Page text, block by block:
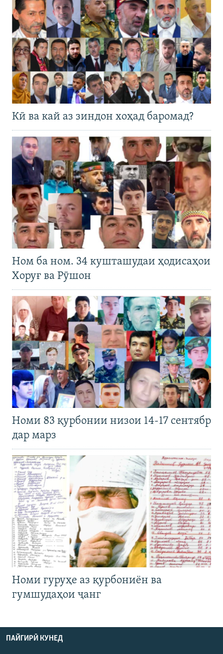
Кӣ ва кай аз зиндон хоҳад баромад?
Ном ба ном. 34 кушташудаи ҳодисаҳои
Хоруғ ва Рӯшон
Номи 83 қурбонии низои 14-17 сентябр
дар марз
Номи гуруҳе аз қурбониён ва
гумшудаҳои ҷанг
ПАЙГИРӢ КУНЕД